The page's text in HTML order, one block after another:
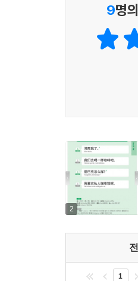
1. 파워블로거 ‘
중국어 번역가
대응으로 만든
3. 하루 5분, 대화
회화 책에 들어
5분만 투자하면 1
익히면서 중국어
4. 차라의 꿀팁 대
그저 표현만 알려
정보를 모아 모
끌어올려보세요!
9명
2
1